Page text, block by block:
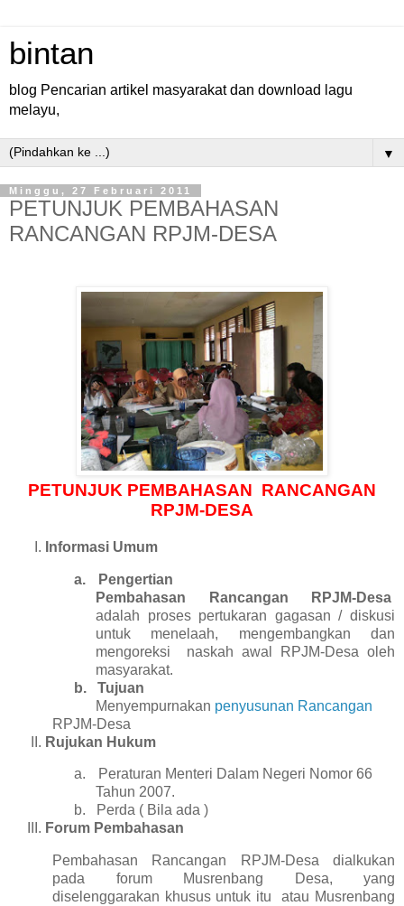
bintan
blog Pencarian artikel masyarakat dan download lagu
melayu,
▼
Minggu, 27 Februari 2011
PETUNJUK PEMBAHASAN
RANCANGAN RPJM-DESA
PETUNJUK PEMBAHASAN RANCANGAN
RPJM-DESA
Informasi Umum
a.
Pengertian
Pembahasan Rancangan RPJM-Desa
adalah proses pertukaran gagasan / diskusi
untuk menelaah, mengembangkan dan
mengoreksi
naskah awal RPJM-Desa oleh
masyarakat.
b.
Tujuan
Menyempurnakan penyusunan Rancangan
RPJM-Desa
Rujukan Hukum
a.
Peraturan Menteri Dalam Negeri Nomor 66
Tahun 2007.
b.
Perda ( Bila ada )
Forum Pembahasan
Pembahasan Rancangan RPJM-Desa dialkukan
pada forum Musrenbang Desa, yang
diselenggarakan khusus untuk itu
atau Musrenbang